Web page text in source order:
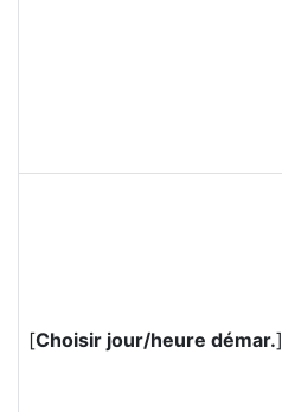
[Choisir jour/heure démar.]